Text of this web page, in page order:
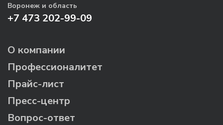
Воронеж и область
+7 473 202-99-09
О компании
Профессионалитет
Прайс-лист
Пресс-центр
Вопрос-ответ